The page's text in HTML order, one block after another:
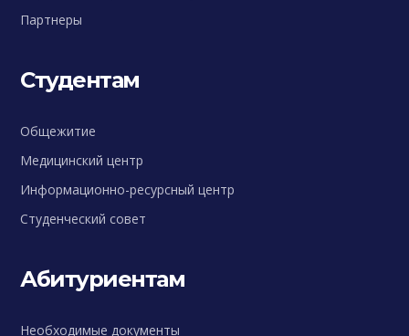
Партнеры
Студентам
Общежитие
Медицинский центр
Информационно-ресурсный центр
Студенческий совет
Абитуриентам
Необходимые документы